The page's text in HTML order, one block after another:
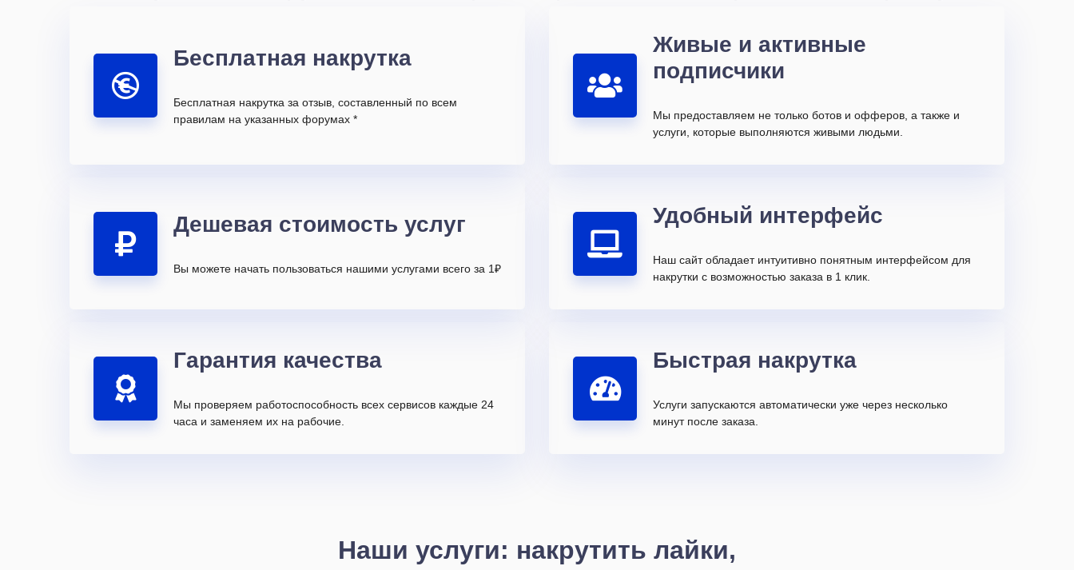
Бесплатная накрутка
Бесплатная накрутка за отзыв, составленный по всем
правилам на указанных форумах *
Живые и активные
подписчики
Мы предоставляем не только ботов и офферов, а также и
услуги, которые выполняются живыми людьми.
Дешевая стоимость услуг
Вы можете начать пользоваться нашими услугами всего за 1₽
Удобный интерфейс
Наш сайт обладает интуитивно понятным интерфейсом для
накрутки с возможностью заказа в 1 клик.
Гарантия качества
Мы проверяем работоспособность всех сервисов каждые 24
часа и заменяем их на рабочие.
Быстрая накрутка
Услуги запускаются автоматически уже через несколько
минут после заказа.
Наши услуги: накрутить лайки,